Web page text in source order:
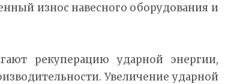
износ навесного оборудования и
рекуперацию ударной энергии,
Увеличение ударной